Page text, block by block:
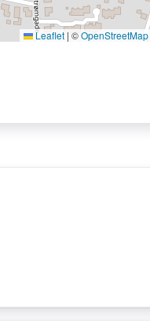
Leaflet | ©OpenStreetMap